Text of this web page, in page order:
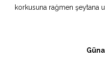
korkusuna rağmen şeytana